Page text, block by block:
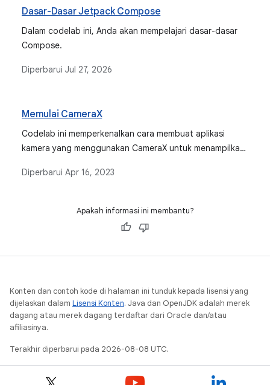
Dasar-Dasar Jetpack Compose
Dalam codelab ini, Anda akan mempelajari dasar-dasar
Compose.
Diperbarui Jul 27, 2026
Memulai CameraX
Codelab ini memperkenalkan cara membuat aplikasi
kamera yang menggunakan CameraX untuk menampilkan
gambar dari kamera.
Diperbarui Apr 16, 2023
Apakah informasi ini membantu?
Konten dan contoh kode di halaman ini tunduk kepada lisensi yang
dijelaskan dalam Lisensi Konten. Java dan OpenJDK adalah merek
dagang atau merek dagang terdaftar dari Oracle dan/atau
afiliasinya.
Terakhir diperbarui pada 2026-08-08 UTC.